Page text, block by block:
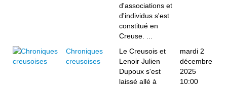
d'associations et
d'individus s'est
constitué en
Creuse. ...
Chroniques
creusoises
Le Creusois et
Lenoir Julien
Dupoux s'est
laissé allé à
mardi 2
décembre
2025
10:00